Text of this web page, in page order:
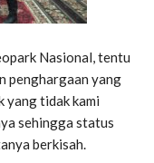
Nasional, tentu
penghargaan yang
yang tidak kami
sehingga status
berkisah.